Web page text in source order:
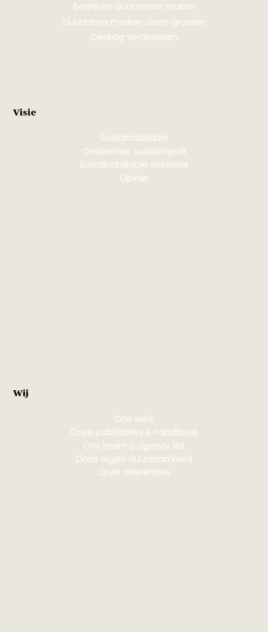
Wij
Ons werk
Onze publicaties & handboek
Ons team & agency life
Onze eigen duurzaamheid
Onze referenties
Visie
Sustainabillable
Onderzoek: sustainapoll
Sustainabillable sessions
Opinie
Bedrijven duurzamer maken
Duurzame merken doen groeien
Gedrag veranderen